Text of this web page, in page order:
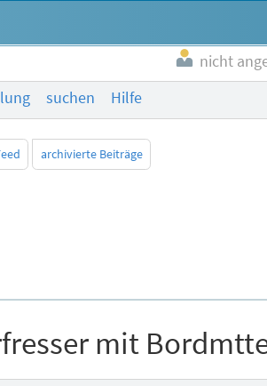
nicht
suchen Hilfe
archivierte Beiträge
mit